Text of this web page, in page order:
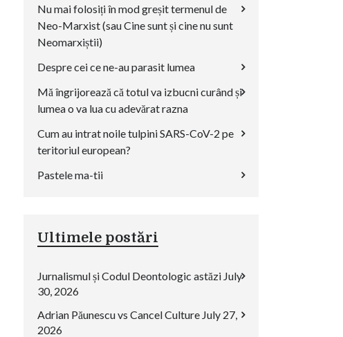
Nu mai folosiți în mod greșit termenul de
Neo-Marxist (sau Cine sunt și cine nu sunt
Neomarxiștii)
Despre cei ce ne-au parasit lumea
Mă îngrijorează că totul va izbucni curând și
lumea o va lua cu adevărat razna
Cum au intrat noile tulpini SARS-CoV-2 pe
teritoriul european?
Pastele ma-tii
Ultimele postări
Jurnalismul și Codul Deontologic astăzi July
30, 2026
Adrian Păunescu vs Cancel Culture July 27,
2026